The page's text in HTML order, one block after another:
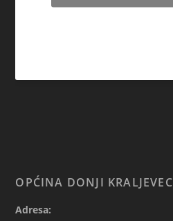
OPĆINA DONJI KRALJEVEC
Adresa: